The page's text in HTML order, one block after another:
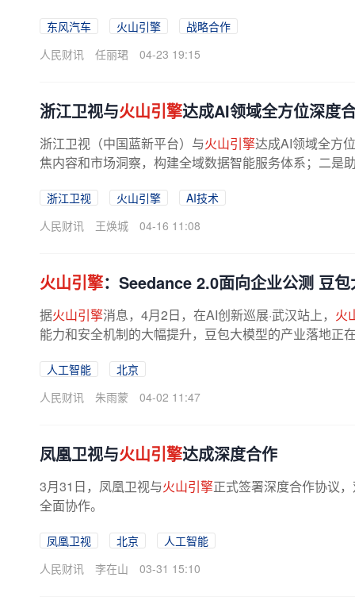
东风汽车 火山引擎
战略合作
人民财讯
任丽珺 04-23 19:15
浙江卫视与火山引擎达成AI领域全方位深度
浙江卫视（中国蓝新平台）与火山引擎达成AI领域全方
焦内容和市场洞察，构建全域数据智能服务体系；二是
浙江卫视 火山引擎
AI技术
人民财讯
王焕城 04-16 11:08
火山引擎：Seedance 2.0面向企业公测 豆
据火山引擎消息，4月2日，在AI创新巡展·武汉站上， 火
能力和安全机制的大幅提升，豆包大模型的产业落地正
人工智能
北京
人民财讯
朱雨蒙 04-02 11:47
凤凰卫视与火山引擎达成深度合作
3月31日，凤凰卫视与火山引擎正式签署深度合作协议
全面协作。
凤凰卫视 北京
人工智能
人民财讯
李在山 03-31 15:10